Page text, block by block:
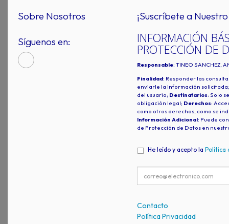
Sobre Nosotros
Síguenos en:
¡Suscríbete a
INFORMACIÓN
PROTECCIÓN DE
Responsable: TINEO SANCHEZ,
Finalidad: Responder las
enviarle la información
del usuario; Destinatarios: Solo
obligación legal; Derechos:
como otros derechos, como se
Información Adicional: Puede
de Protección de Datos en
He leído y acepto la Política
Contacto
Política Privacidad